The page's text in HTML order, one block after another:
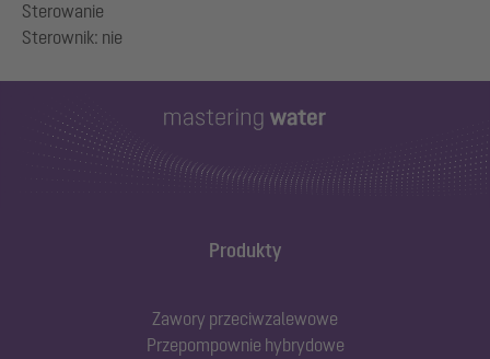
Sterowanie
Produkty
Zawory przeciwzalewowe
Przepompownie hybrydowe